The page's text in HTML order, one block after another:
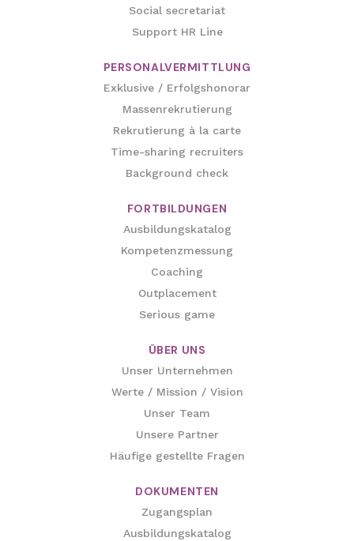
Social secretariat
Support HR Line
PERSONALVERMITTLUNG
Exklusive / Erfolgshonorar
Massenrekrutierung
Rekrutierung à la carte
Time-sharing recruiters
Background check
FORTBILDUNGEN
Ausbildungskatalog
Kompetenzmessung
Coaching
Outplacement
Serious game
ÜBER UNS
Unser Unternehmen
Werte / Mission / Vision
Unser Team
Unsere Partner
Häufige gestellte Fragen
DOKUMENTEN
Zugangsplan
Ausbildungskatalog